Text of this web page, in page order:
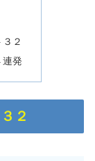
２
連発
２